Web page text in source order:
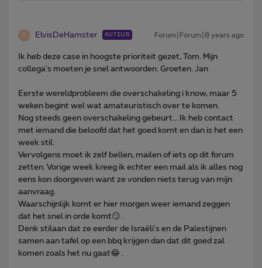
E ElvisDeHamster AUTEUR Forum|Forum|8 years ago
Ik heb deze case in hoogste prioriteit gezet, Tom. Mijn
collega's moeten je snel antwoorden. Groeten. Jan
Eerste wereldprobleem die overschakeling i know, maar 5
weken begint wel wat amateuristisch over te komen.
Nog steeds geen overschakeling gebeurt... Ik heb contact
met iemand die beloofd dat het goed komt en dan is het een
week stil.
Vervolgens moet ik zelf bellen, mailen of iets op dit forum
zetten. Vorige week kreeg ik echter een mail als ik alles nog
eens kon doorgeven want ze vonden niets terug van mijn
aanvraag.
Waarschijnlijk komt er hier morgen weer iemand zeggen
dat het snel in orde komt😏 .
Denk stilaan dat ze eerder de Israëli's en de Palestijnen
samen aan tafel op een bbq krijgen dan dat dit goed zal
komen zoals het nu gaat😂 .